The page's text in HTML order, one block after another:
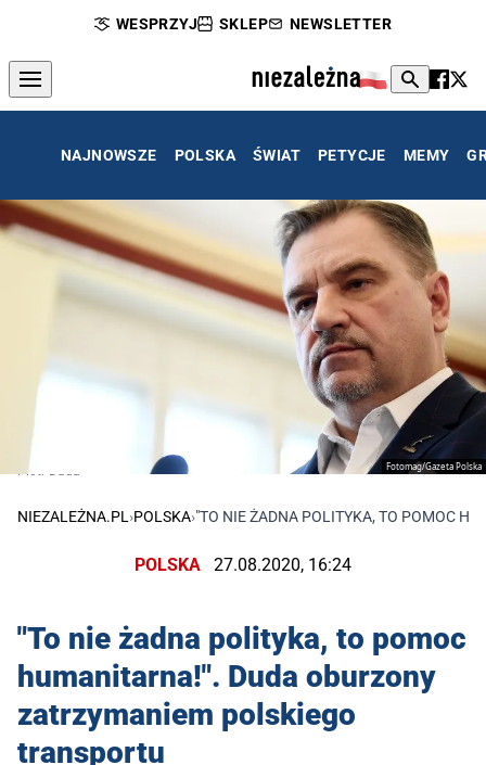
WESPRZYJ SKLEP NEWSLETTER
NAJNOWSZE POLSKA ŚWIAT PETYCJE MEMY
Fotomag/Gazeta Polska
Piotr Duda
NIEZALEŻNA.PL›POLSKA›"TO NIE ŻADNA POLITYKA, TO POMOC
POLSKA 27.08.2020, 16:24
"To nie żadna polityka, to pomoc
humanitarna!". Duda oburzony
zatrzymaniem polskiego
transportu